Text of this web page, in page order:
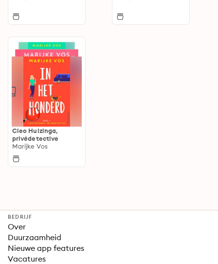
Cleo Huizinga,
privédetective
Marijke Vos
BEDRIJF
Over
Duurzaamheid
Nieuwe app features
Vacatures